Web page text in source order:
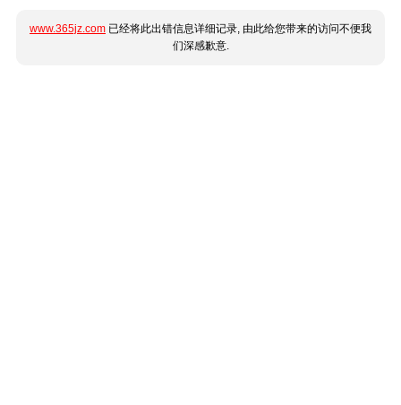
www.365jz.com 已经将此出错信息详细记录, 由此给您带来的访问不便我
们深感歉意.